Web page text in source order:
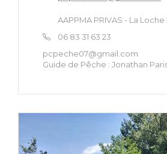
AAPPMA PRIVAS - La
06 83 31 63 23
pcpeche07@gmail.com
Guide de Pêche : Jonathan